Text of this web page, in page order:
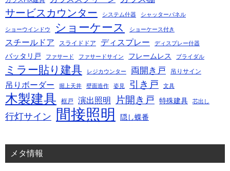
サービスカウンター システム什器 シャッターパネル
ショーウインドウ ショーケース ショーケース付き
スチールドア スライドドア ディスプレー ディスプレー什器
バッタリ戸 ファサード ファサードサイン フレームレス ブライダル
ミラー貼り建具 レジカウンター 両開き戸 吊りサイン
吊りボーダー 堀上天井 壁面造作 姿見 引き戸 文具
木製建具 框戸 演出照明 片開き戸 特殊建具 芯出し
行灯サイン 間接照明 隠し蝶番
メタ情報